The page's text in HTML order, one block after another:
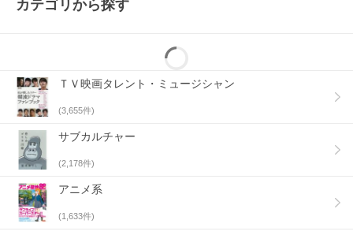
カテゴリから探す
ＴＶ映画タレント・ミュージシャン
(3,655件)
サブカルチャー
(2,178件)
アニメ系
(1,633件)